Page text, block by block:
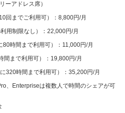
ーアドレス席）
回までご利用可）：8,800円/月
用制限なし）：22,000円/月
80時間まで利用可）：11,000円/月
間まで利用可）：19,800円/月
320時間まで利用可）：35,200円/月
、Enterpriseは複数人で時間のシェアが可